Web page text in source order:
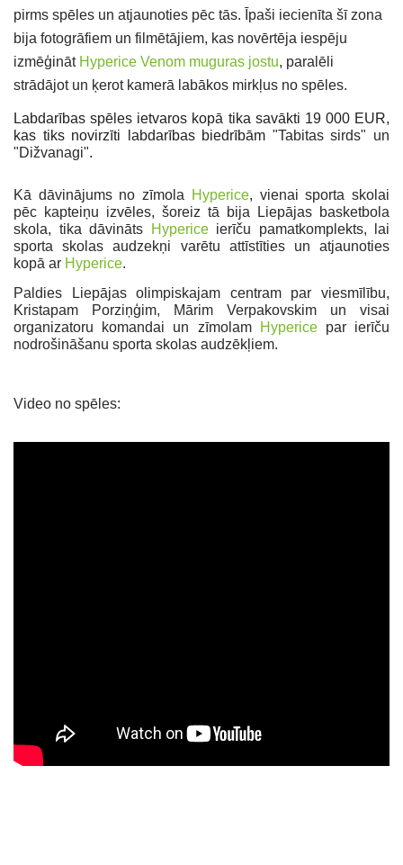
pirms spēles un atjaunoties pēc tās. Īpaši iecienīta šī zona
bija fotogrāfiem un filmētājiem, kas novērtēja iespēju
izmēģināt Hyperice Venom muguras jostu, paralēli
strādājot un ķerot kamerā labākos mirkļus no spēles.
Labdarības spēles ietvaros kopā tika savākti 19 000 EUR,
kas tiks novirzīti labdarības biedrībām "Tabitas sirds" un
"Dižvanagi".
Kā dāvinājums no zīmola Hyperice, vienai sporta skolai
pēc kapteiņu izvēles, šoreiz tā bija Liepājas basketbola
skola, tika dāvināts
Hypericeierīču pamatkomplekts, lai
sporta skolas audzekņi varētu attīstīties un atjaunoties
kopā ar Hyperice.
Paldies Liepājas olimpiskajam centram par viesmīlību,
Kristapam Porziņģim, Mārim Verpakovskim un visai
organizatoru komandai un zīmolam
Hypericepar ierīču
nodrošināšanu sporta skolas audzēkļiem.
Video no spēles: